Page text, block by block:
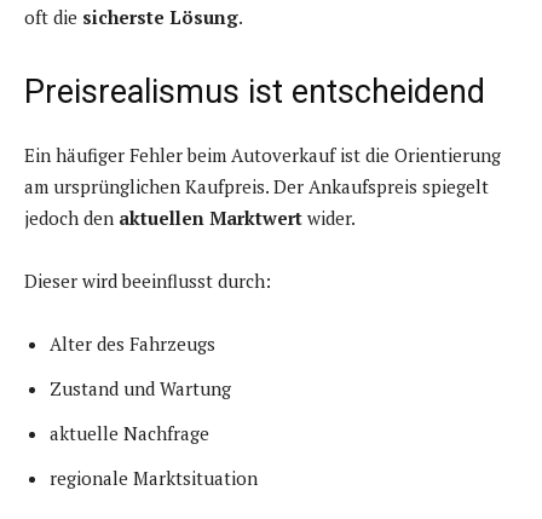
oft die sicherste Lösung.
Preisrealismus ist entscheidend
Ein häufiger Fehler beim Autoverkauf ist die Orientierung
am ursprünglichen Kaufpreis. Der Ankaufspreis spiegelt
jedoch den aktuellen Marktwert wider.
Dieser wird beeinflusst durch:
Alter des Fahrzeugs
Zustand und Wartung
aktuelle Nachfrage
regionale Marktsituation